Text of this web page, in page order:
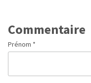
Commentaire
Prénom *